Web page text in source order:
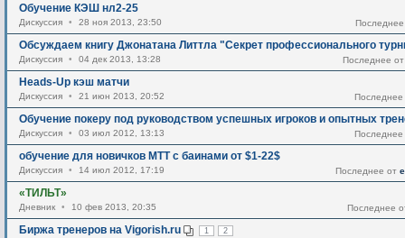
Обучение КЭШ нл2-25
Дискуссия • 28 ноя 2013, 23:50
Обсуждаем книгу Джонатана Литтла "Секрет профессионального
Последнее
Дискуссия • 04 дек 2013, 13:28
Heads-Up кэш матчи
Дискуссия • 21 июн 2013, 20:52
Обучение покеру под руководством успешных игроков и опытных
Дискуссия • 03 июл 2012, 13:13
обучение для новичков MTT с баинами от $1-22$
Последнее от
Дискуссия • 14 июл 2012, 17:19
«ТИЛЬТ»
Последнее
Дневник • 10 фев 2013, 20:35
Биржа тренеров на Vigorish.ru 1 2